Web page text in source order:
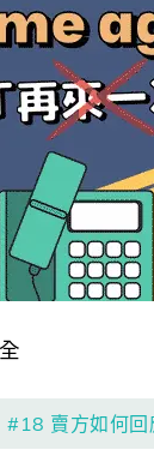
賣方如何